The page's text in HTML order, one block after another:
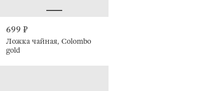
699 ₽
Ложка чайная, Colombo
gold